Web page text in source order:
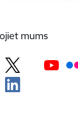
mums